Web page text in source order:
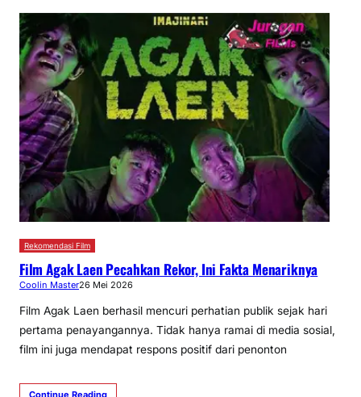
Rekomendasi Film
Film Agak Laen Pecahkan Rekor, Ini Fakta Menariknya
Coolin Master26 Mei 2026
Film Agak Laen berhasil mencuri perhatian publik sejak hari
pertama penayangannya. Tidak hanya ramai di media sosial,
film ini juga mendapat respons positif dari penonton
Continue Reading